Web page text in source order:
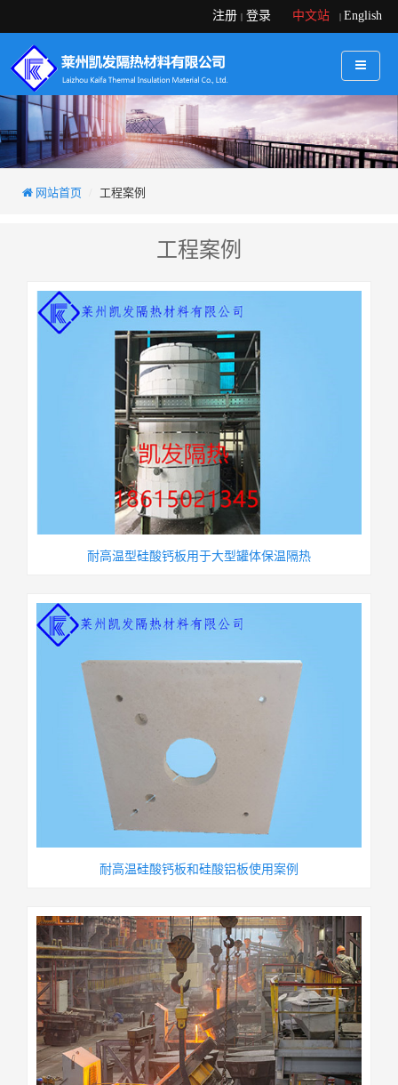
注册 | 登录 中文站 | English
网站首页 工程案例
工程案例
耐高温型硅酸钙板用于大型罐体保温隔热
耐高温硅酸钙板和硅酸铝板使用案例